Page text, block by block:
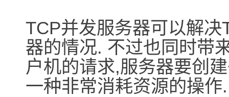
TCP并发服务器可以解
器的情况. 不过也同时带
户机的请求,服务器要创
一种非常消耗资源的操作.